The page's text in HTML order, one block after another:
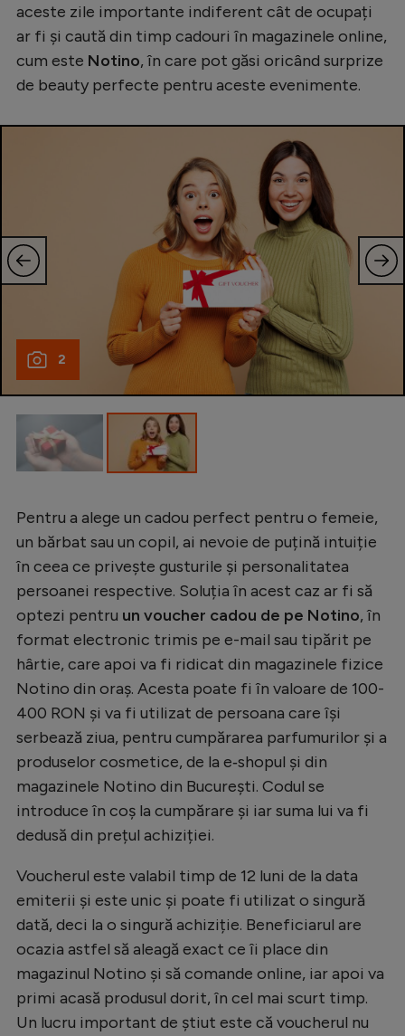
aceste zile importante indiferent cât de ocupați
ar fi și caută din timp cadouri în magazinele online,
cum este Notino, în care pot găsi oricând surprize
de beauty perfecte pentru aceste evenimente.
2
Pentru a alege un cadou perfect pentru o femeie,
un bărbat sau un copil, ai nevoie de puțină intuiție
în ceea ce privește gusturile și personalitatea
persoanei respective. Soluția în acest caz ar fi să
optezi pentru un voucher cadou de pe Notino, în
format electronic trimis pe e-mail sau tipărit pe
hârtie, care apoi va fi ridicat din magazinele fizice
Notino din oraș. Acesta poate fi în valoare de 100-
400 RON și va fi utilizat de persoana care își
serbează ziua, pentru cumpărarea parfumurilor și a
produselor cosmetice, de la e‑shopul și din
magazinele Notino din București. Codul se
introduce în coș la cumpărare și iar suma lui va fi
dedusă din prețul achiziției.
Voucherul este valabil timp de 12 luni de la data
emiterii și este unic și poate fi utilizat o singură
dată, deci la o singură achiziție. Beneficiarul are
ocazia astfel să aleagă exact ce îi place din
magazinul Notino și să comande online, iar apoi va
primi acasă produsul dorit, în cel mai scurt timp.
Un lucru important de știut este că voucherul nu